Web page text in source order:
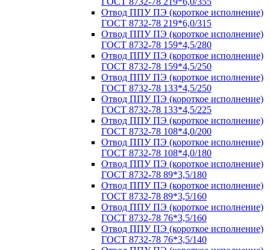
Отвод ППУ ПЭ (короткое исполнение)
ГОСТ 8732-78 219*6,0/315
Отвод ППУ ПЭ (короткое исполнение)
ГОСТ 8732-78 159*4,5/280
Отвод ППУ ПЭ (короткое исполнение)
ГОСТ 8732-78 159*4,5/250
Отвод ППУ ПЭ (короткое исполнение)
ГОСТ 8732-78 133*4,5/250
Отвод ППУ ПЭ (короткое исполнение)
ГОСТ 8732-78 133*4,5/225
Отвод ППУ ПЭ (короткое исполнение)
ГОСТ 8732-78 108*4,0/200
Отвод ППУ ПЭ (короткое исполнение)
ГОСТ 8732-78 108*4,0/180
Отвод ППУ ПЭ (короткое исполнение)
ГОСТ 8732-78 89*3,5/180
Отвод ППУ ПЭ (короткое исполнение)
ГОСТ 8732-78 89*3,5/160
Отвод ППУ ПЭ (короткое исполнение)
ГОСТ 8732-78 76*3,5/160
Отвод ППУ ПЭ (короткое исполнение)
ГОСТ 8732-78 76*3,5/140